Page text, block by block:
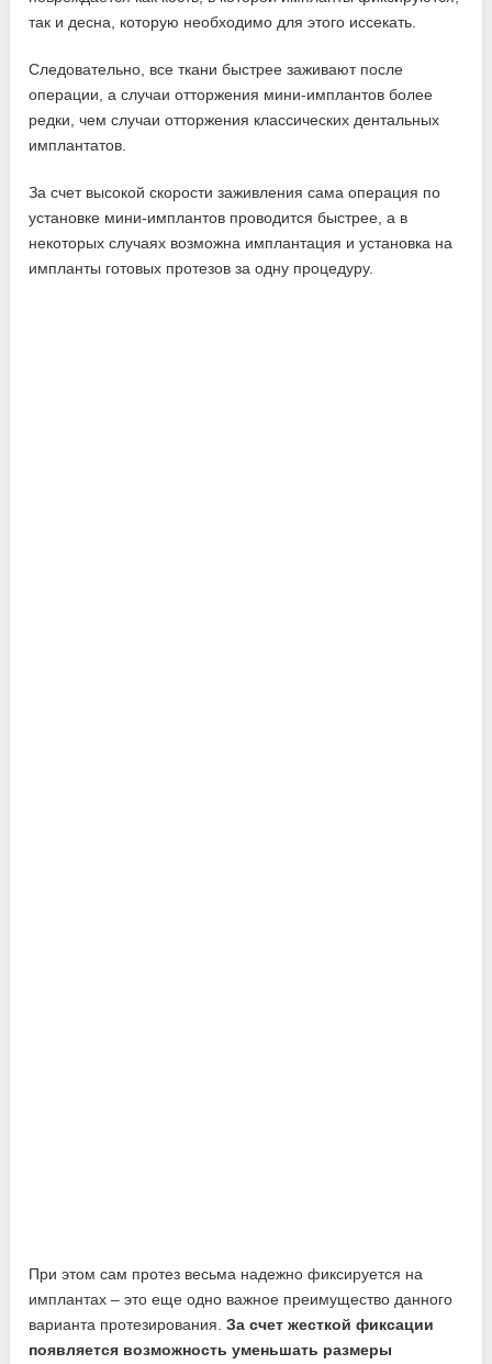
так и десна, которую необходимо для этого иссекать.
Следовательно, все ткани быстрее заживают после
операции, а случаи отторжения мини-имплантов более
редки, чем случаи отторжения классических дентальных
имплантатов.
За счет высокой скорости заживления сама операция по
установке мини-имплантов проводится быстрее, а в
некоторых случаях возможна имплантация и установка на
импланты готовых протезов за одну процедуру.
При этом сам протез весьма надежно фиксируется на
имплантах – это еще одно важное преимущество данного
варианта протезирования.За счет жесткой фиксации
появляется возможность уменьшать размеры